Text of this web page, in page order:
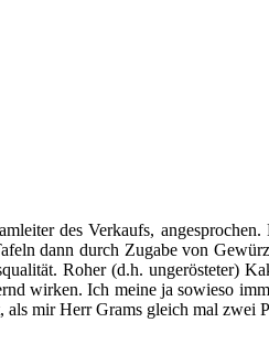
des Verkaufs, angesprochen.
dann durch Zugabe von
Roher (d.h. ungerösteter)
wirken. Ich meine ja sowieso
mir Herr Grams gleich mal zwei